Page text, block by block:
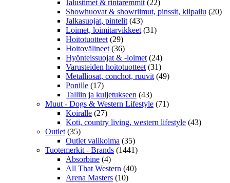
Jalustimet & rintaremmit (22)
Showhuovat & showriimut, pinssit, kilpailu (20)
Jalkasuojat, pintelit (43)
Loimet, loimitarvikkeet (31)
Hoitotuotteet (29)
Hoitovälineet (36)
Hyönteissuojat & -loimet (24)
Varusteiden hoitotuotteet (31)
Metalliosat, conchot, ruuvit (49)
Ponille (17)
Talliin ja kuljetukseen (43)
Muut - Dogs & Western Lifestyle (71)
Koiralle (27)
Koti, country living, western lifestyle (43)
Outlet (35)
Outlet valikoima (35)
Tuotemerkit - Brands (1441)
Absorbine (4)
All That Western (40)
Arena Masters (10)